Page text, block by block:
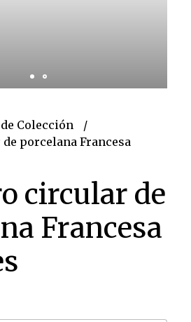
Colección
porcelana Francesa
circular de
Francesa